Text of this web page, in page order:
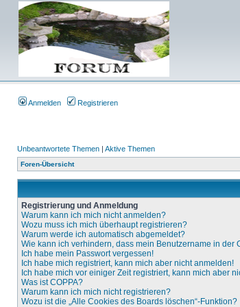
Anmelden Registrieren
Unbeantwortete Themen | Aktive Themen
Foren-Übersicht
Registrierung und Anmeldung
Warum kann ich mich nicht anmelden?
Wozu muss ich mich überhaupt registrieren?
Warum werde ich automatisch abgemeldet?
Wie kann ich verhindern, dass mein Benutzername in der
Ich habe mein Passwort vergessen!
Ich habe mich registriert, kann mich aber nicht anmelden!
Ich habe mich vor einiger Zeit registriert, kann mich aber
Was ist COPPA?
Warum kann ich mich nicht registrieren?
Wozu ist die „Alle Cookies des Boards löschen“-Funktion?